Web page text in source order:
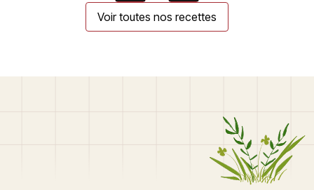
Voir toutes nos recettes